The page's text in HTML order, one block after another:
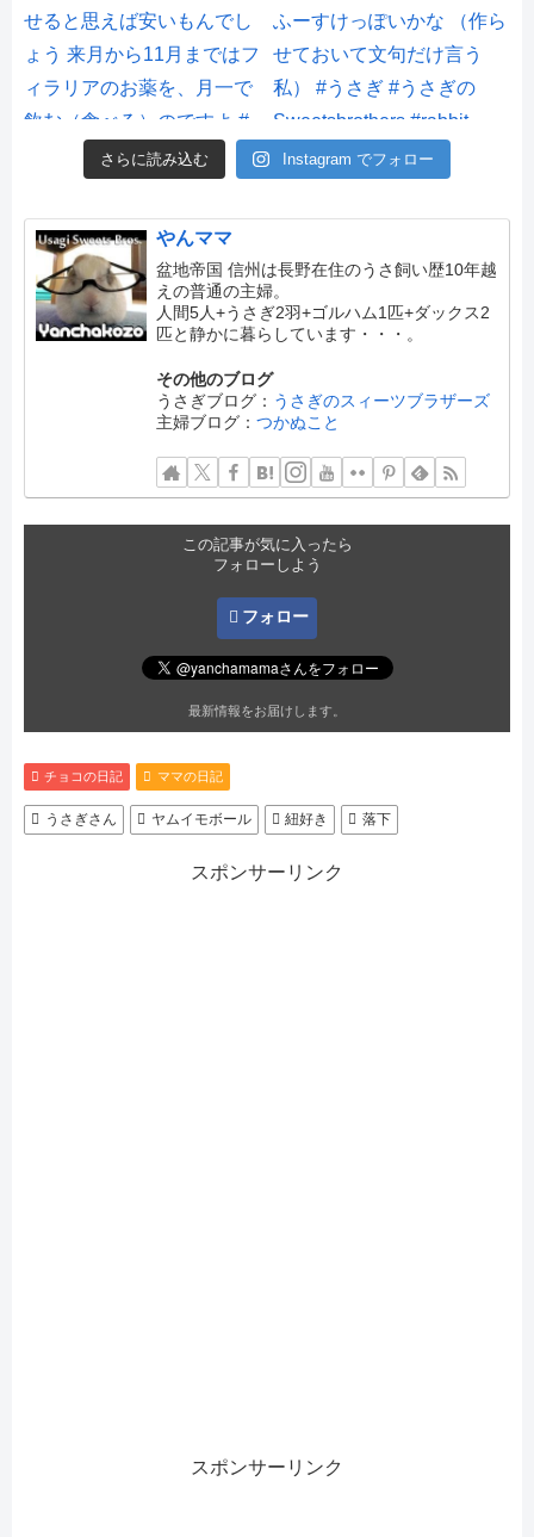
さらに読み込む Instagram でフォロー
やんママ
盆地帝国 信州は長野在住のうさ飼い歴10年越
えの普通の主婦。
人間5人+うさぎ2羽+ゴルハム1匹+ダックス2
匹と静かに暮らしています・・・。
その他のブログ
うさぎブログ： うさぎのスィーツブラザーズ
主婦ブログ： つかぬこと
この記事が気に入ったら
フォローしよう
フォロー
最新情報をお届けします。
チョコの日記 ママの日記
うさぎさん ヤムイモボール 紐好き 落下
スポンサーリンク
スポンサーリンク